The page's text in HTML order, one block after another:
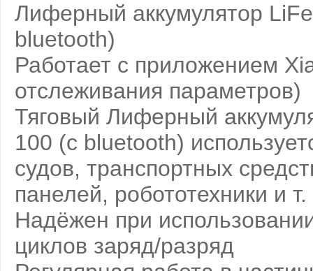
Лиферный аккумулятор
bluetooth)
Работает с приложением
отслеживания параметров)
Тяговый Лиферный
100 (с bluetooth)
судов, транспортных
панелей, робототехники и
Надёжен при
циклов заряд/разряд